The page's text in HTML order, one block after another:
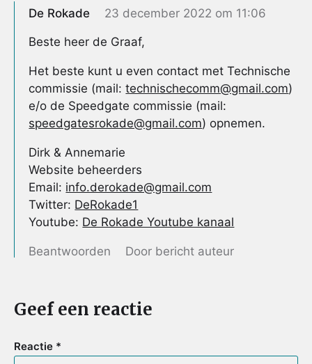
De Rokade 23 december 2022 om 11:06
Beste heer de Graaf,
Het beste kunt u even contact met Technische
commissie (mail:technischecomm@gmail.com)
e/o de Speedgate commissie (mail:
speedgatesrokade@gmail.com) opnemen.
Dirk & Annemarie
Website beheerders
Email: info.derokade@gmail.com
Twitter: DeRokade1
Youtube: De Rokade Youtube kanaal
Beantwoorden Door bericht auteur
Geef een reactie
Reactie *